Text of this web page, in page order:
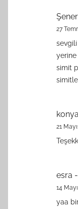
27
simit
21
esra -
14
yaa